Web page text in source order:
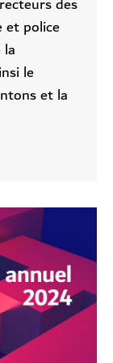
et police
le
et la